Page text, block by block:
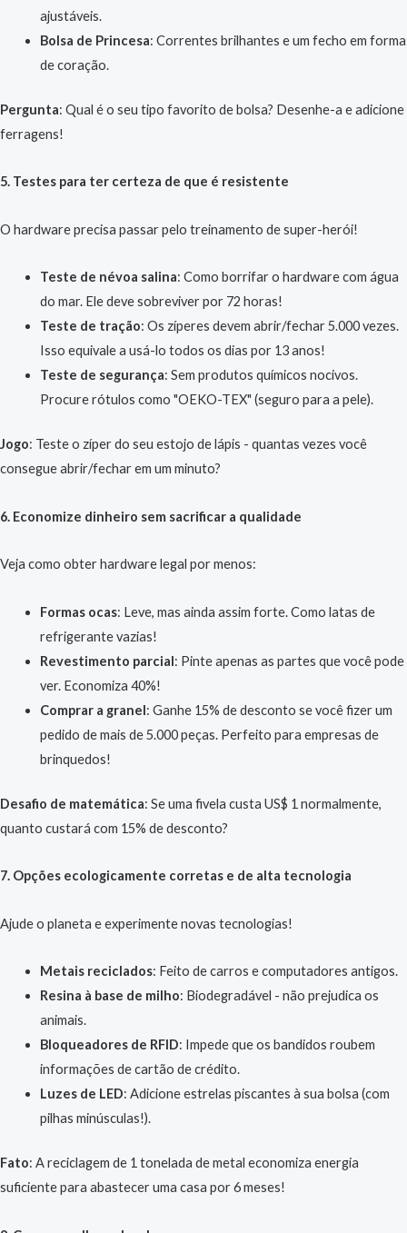
ajustáveis.
Bolsa de Princesa: Correntes brilhantes e um fecho em forma
de coração.
Pergunta: Qual é o seu tipo favorito de bolsa? Desenhe-a e adicione
ferragens!
5. Testes para ter certeza de que é resistente
O hardware precisa passar pelo treinamento de super-herói!
Teste de névoa salina: Como borrifar o hardware com água
do mar. Ele deve sobreviver por 72 horas!
Teste de tração: Os zíperes devem abrir/fechar 5.000 vezes.
Isso equivale a usá-lo todos os dias por 13 anos!
Teste de segurança: Sem produtos químicos nocivos.
Procure rótulos como "OEKO-TEX" (seguro para a pele).
Jogo: Teste o zíper do seu estojo de lápis - quantas vezes você
consegue abrir/fechar em um minuto?
6. Economize dinheiro sem sacrificar a qualidade
Veja como obter hardware legal por menos:
Formas ocas: Leve, mas ainda assim forte. Como latas de
refrigerante vazias!
Revestimento parcial: Pinte apenas as partes que você pode
ver. Economiza 40%!
Comprar a granel: Ganhe 15% de desconto se você fizer um
pedido de mais de 5.000 peças. Perfeito para empresas de
brinquedos!
Desafio de matemática: Se uma fivela custa US$ 1 normalmente,
quanto custará com 15% de desconto?
7. Opções ecologicamente corretas e de alta tecnologia
Ajude o planeta e experimente novas tecnologias!
Metais reciclados: Feito de carros e computadores antigos.
Resina à base de milho: Biodegradável - não prejudica os
animais.
Bloqueadores de RFID: Impede que os bandidos roubem
informações de cartão de crédito.
Luzes de LED: Adicione estrelas piscantes à sua bolsa (com
pilhas minúsculas!).
Fato: A reciclagem de 1 tonelada de metal economiza energia
suficiente para abastecer uma casa por 6 meses!